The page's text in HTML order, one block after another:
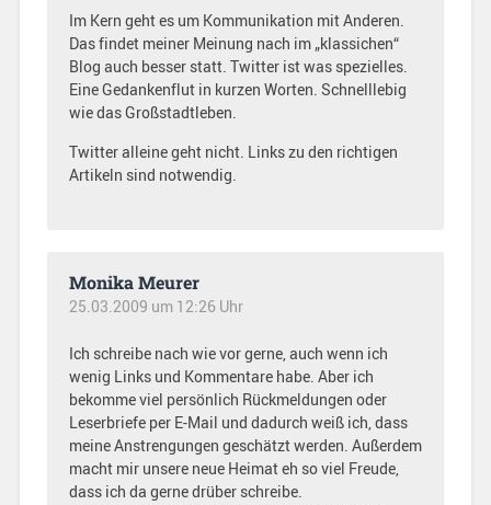
Im Kern geht es um Kommunikation mit Anderen.
Das findet meiner Meinung nach im „klassichen“
Blog auch besser statt. Twitter ist was spezielles.
Eine Gedankenflut in kurzen Worten. Schnelllebig
wie das Großstadtleben.
Twitter alleine geht nicht. Links zu den richtigen
Artikeln sind notwendig.
Monika Meurer
25.03.2009 um 12:26 Uhr
Ich schreibe nach wie vor gerne, auch wenn ich
wenig Links und Kommentare habe. Aber ich
bekomme viel persönlich Rückmeldungen oder
Leserbriefe per E-Mail und dadurch weiß ich, dass
meine Anstrengungen geschätzt werden. Außerdem
macht mir unsere neue Heimat eh so viel Freude,
dass ich da gerne drüber schreibe.